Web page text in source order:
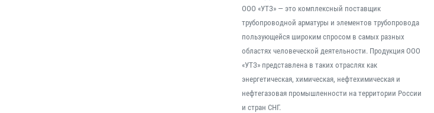
ООО «УТЗ» — это комплексный поставщик
трубопроводной арматуры и элементов трубопровода
пользующейся широким спросом в самых разных
областях человеческой деятельности. Продукция ООО
«УТЗ» представлена в таких отраслях как
энергетическая, химическая, нефтехимическая и
нефтегазовая промышленности на территории России
и стран СНГ.